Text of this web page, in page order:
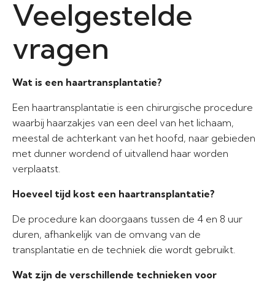
Veelgestelde
vragen
Wat is een haartransplantatie?
Een haartransplantatie is een chirurgische procedure
waarbij haarzakjes van een deel van het lichaam,
meestal de achterkant van het hoofd, naar gebieden
met dunner wordend of uitvallend haar worden
verplaatst.
Hoeveel tijd kost een haartransplantatie?
De procedure kan doorgaans tussen de 4 en 8 uur
duren, afhankelijk van de omvang van de
transplantatie en de techniek die wordt gebruikt.
Wat zijn de verschillende technieken voor